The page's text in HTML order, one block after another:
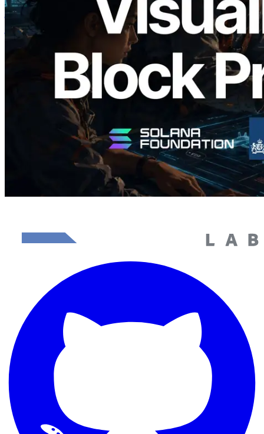
Analyzer लॉन्च किया — प्रति-slot ब्लॉक
उत्पादन समय और नियुक्त वैलिडेटर का
विज़ुअलाइज़ेशन